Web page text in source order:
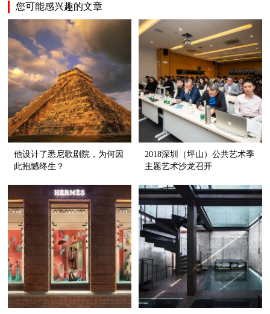
您可能感兴趣的文章
他设计了悉尼歌剧院，为何因
此抱憾终生？
2018深圳（坪山）公共艺术季
主题艺术沙龙召开